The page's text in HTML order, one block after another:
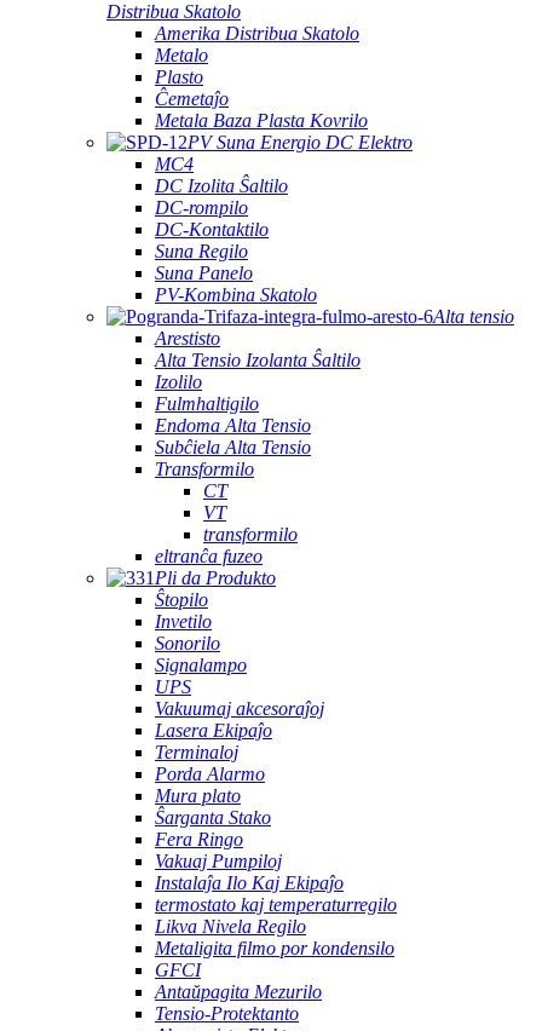
Distribua Skatolo
Amerika Distribua Skatolo
Metalo
Plasto
Ĉemetaĵo
Metala Baza Plasta Kovrilo
PV Suna Energio DC Elektro
MC4
DC Izolita Ŝaltilo
DC-rompilo
DC-Kontaktilo
Suna Regilo
Suna Panelo
PV-Kombina Skatolo
Alta tensio
Arestisto
Alta Tensio Izolanta Ŝaltilo
Izolilo
Fulmhaltigilo
Endoma Alta Tensio
Subĉiela Alta Tensio
Transformilo
CT
VT
transformilo
eltranĉa fuzeo
Pli da Produkto
Ŝtopilo
Invetilo
Sonorilo
Signalampo
UPS
Vakuumaj akcesoraĵoj
Lasera Ekipaĵo
Terminaloj
Porda Alarmo
Mura plato
Ŝarganta Stako
Fera Ringo
Vakuaj Pumpiloj
Instalaĵa Ilo Kaj Ekipaĵo
termostato kaj temperaturregilo
Likva Nivela Regilo
Metaligita filmo por kondensilo
GFCI
Antaŭpagita Mezurilo
Tensio-Protektanto